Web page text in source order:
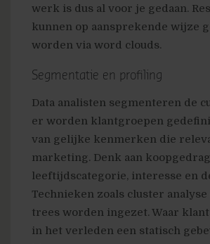
werk is dus al voor je gedaan.
kunnen op aansprekende wijze
worden via word clouds.
Segmentatie en profiling
Data analisten segmenteren de
er worden klantgroepen
van gelijke kenmerken die
marketing. Denk aan
leeftijdscategorie, interesse en
Technieken zoals cluster
trees worden ingezet. Waar
in het verleden een statisch